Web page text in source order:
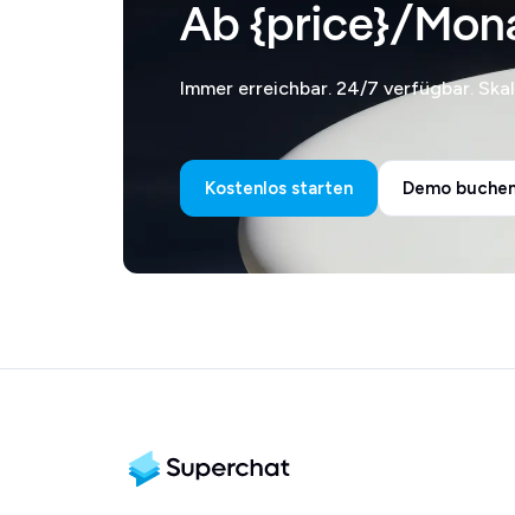
Ab {price}/
Immer erreichbar. 24/7 verfügbar.
Kostenlos starten Demo